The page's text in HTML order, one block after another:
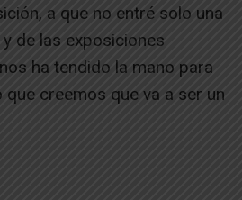
a que no entré solo una
de las exposiciones
ha tendido la mano para
creemos que va a ser un